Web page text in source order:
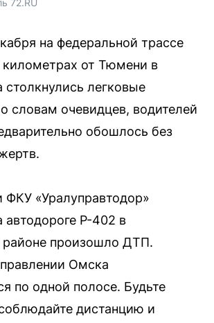
72.RU
на федеральной трассе
от Тюмени в
легковые
словам очевидцев, водителей
обошлось без
ФКУ «Уралуправтодор»
Р-402 в
районе произошло ДТП.
Омска
по одной полосе. Будьте
дистанцию и